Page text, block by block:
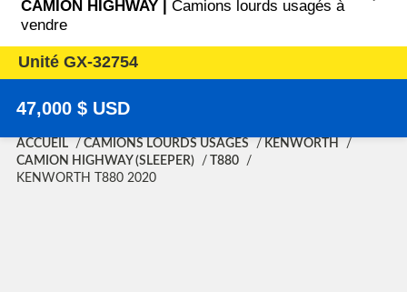
CAMION HIGHWAY | Camions lourds usagés à
vendre
Unité GX-32754
47,000 $ USD
ACCUEIL CAMIONS LOURDS USAGÉS
KENWORTH
CAMION HIGHWAY (SLEEPER)
T880
KENWORTH T880 2020